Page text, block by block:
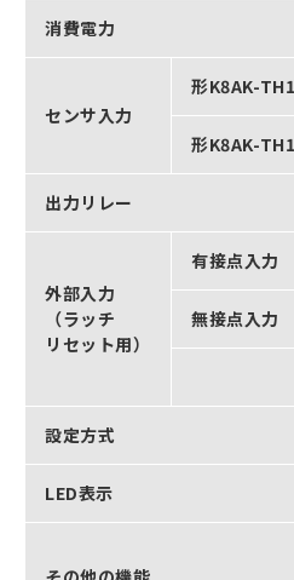
消費電力
センサ入力
形K8AK-
形K8AK-
出力リレー
外部入力
（ラッチ
リセット用）
有接点入力
無接点入力
設定方式
LED表示